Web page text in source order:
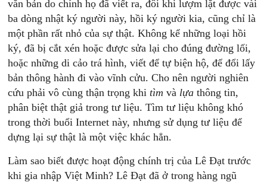
văn bản do chính họ đã viết ra, đôi khi lượm lặt được vài
ba dòng nhật ký người này, hồi ký người kia, cũng chỉ là
một phần rất nhỏ của sự thật. Không kể những loại hồi
ký, đã bị cắt xén hoặc được sửa lại cho đúng đường lối,
hoặc những di cảo trá hình, viết để tự biện hộ, để đổi lấy
bản thông hành đi vào vĩnh cửu. Cho nên người nghiên
cứu phải vô cùng thận trọng khitìm và lựa thông tin,
phân biệt thật giả trong tư liệu. Tìm tư liệu không khó
trong thời buổi Internet này, nhưng sử dụng tư liệu để
dựng lại sự thật là một việc khác hẳn.
Làm sao biết được hoạt động chính trị của Lê Đạt trước
khi gia nhập Việt Minh? Lê Đạt đã ở trong hàng ngũ